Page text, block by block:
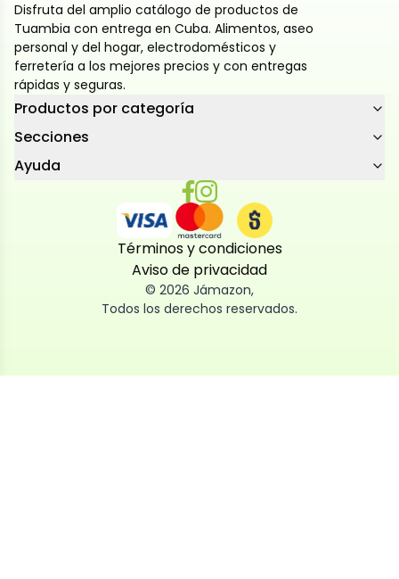
Disfruta del amplio catálogo de productos de
Tuambia con entrega en Cuba. Alimentos, aseo
personal y del hogar, electrodomésticos y
ferretería a los mejores precios y con entregas
rápidas y seguras.
Productos por categoría
Secciones
Ayuda
Términos y condiciones
Aviso de privacidad
© 2026 Jámazon,
Todos los derechos reservados.